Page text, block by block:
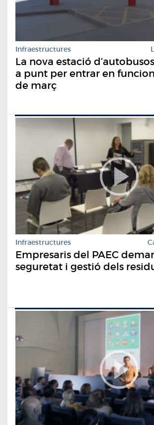
Infraestructures
La nova estació
a punt per entrar en
de març
Infraestructures
Empresaris del PAEC
seguretat i gestió dels